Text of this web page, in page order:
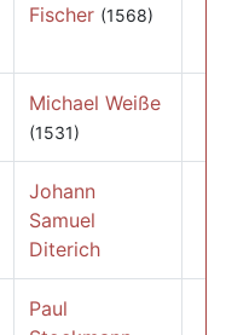
Fischer (1568)
Michael Weiße
(1531)
Johann
Samuel
Diterich
Paul